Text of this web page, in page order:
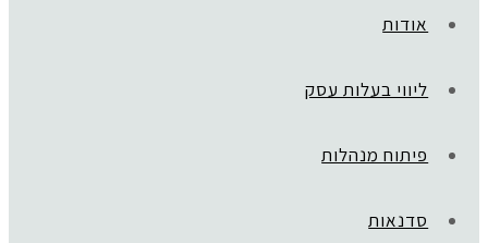
אודות
ליווי בעלות עסק
פיתוח מנהלות
סדנאות